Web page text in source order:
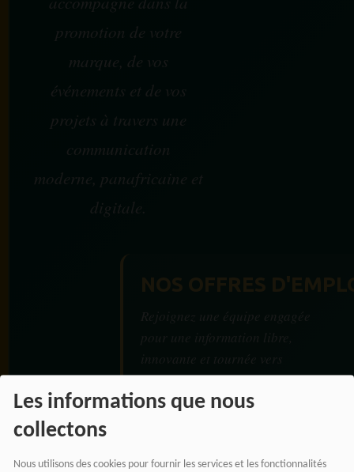
Les informations que nous
collectons
Nous utilisons des cookies pour fournir les services et les fonctionnalités
promotion de votre
marque, de vos
événements et de vos
projets à travers une
communication
moderne, panafricaine et
digitale.
l’Afrique et sa diaspora.